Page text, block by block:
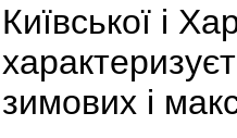
Київської і
зимових і